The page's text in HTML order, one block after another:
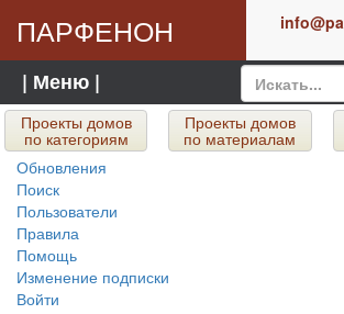
ПАРФЕНОН
| Меню |
Проекты домов
по категориям
Проекты домов
по материалам
Обновления
Поиск
Пользователи
Правила
Помощь
Изменение подписки
Войти